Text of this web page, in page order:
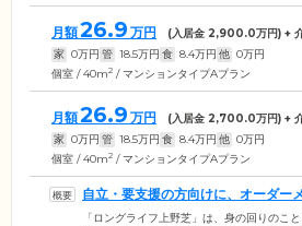
月額26.9 万円 (入居金 2,900.0万円) +
家 0万円 管 18.5万円 食 8.4万円 他 0万円
個室 / 40m2 / マンションタイプAプラン
月額26.9 万円 (入居金 2,700.0万円) +
家 0万円 管 18.5万円 食 8.4万円 他 0万円
個室 / 40m2 / マンションタイプAプラン
自立・要支援の方向けに、オーダー
します
「ロングライフ上野芝」は、身の回りのこ